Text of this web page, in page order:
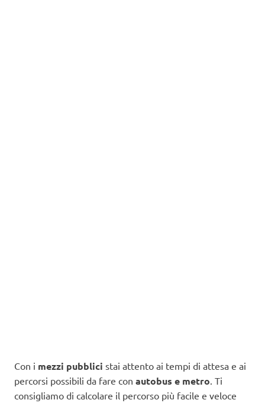
Con i mezzi pubblici stai attento ai tempi di attesa e ai
percorsi possibili da fare con autobus e metro. Ti
consigliamo di calcolare il percorso più facile e veloce